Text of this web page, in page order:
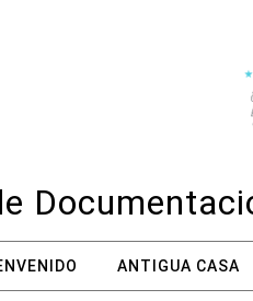
ANTIGUA CASA